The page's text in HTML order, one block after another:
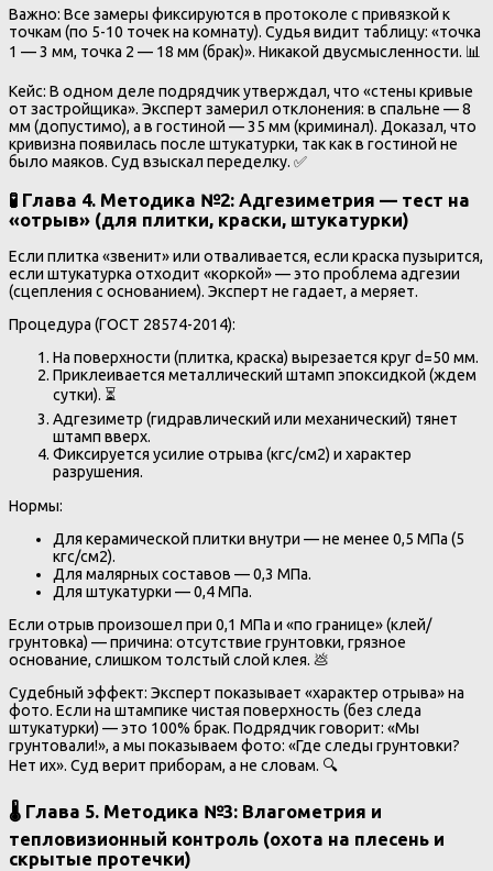
Важно: Все замеры фиксируются в протоколе с привязкой к
точкам (по 5-10 точек на комнату). Судья видит таблицу: «точка
1 — 3 мм, точка 2 — 18 мм (брак)». Никакой двусмысленности. 📊
Кейс: В одном деле подрядчик утверждал, что «стены кривые
от застройщика». Эксперт замерил отклонения: в спальне — 8
мм (допустимо), а в гостиной — 35 мм (криминал). Доказал, что
кривизна появилась после штукатурки, так как в гостиной не
было маяков. Суд взыскал переделку. ✅
🧪 Глава 4. Методика №2: Адгезиметрия — тест на
«отрыв» (для плитки, краски, штукатурки)
Если плитка «звенит» или отваливается, если краска пузырится,
если штукатурка отходит «коркой» — это проблема адгезии
(сцепления с основанием). Эксперт не гадает, а меряет.
Процедура (ГОСТ 28574-2014):
На поверхности (плитка, краска) вырезается круг d=50 мм.
Приклеивается металлический штамп эпоксидкой (ждем
сутки). ⏳
Адгезиметр (гидравлический или механический) тянет
штамп вверх.
Фиксируется усилие отрыва (кгс/см2) и характер
разрушения.
Нормы:
Для керамической плитки внутри — не менее 0,5 МПа (5
кгс/см2).
Для малярных составов — 0,3 МПа.
Для штукатурки — 0,4 МПа.
Если отрыв произошел при 0,1 МПа и «по границе» (клей/
грунтовка) — причина: отсутствие грунтовки, грязное
основание, слишком толстый слой клея. 💩
Судебный эффект: Эксперт показывает «характер отрыва» на
фото. Если на штампике чистая поверхность (без следа
штукатурки) — это 100% брак. Подрядчик говорит: «Мы
грунтовали!», а мы показываем фото: «Где следы грунтовки?
Нет их». Суд верит приборам, а не словам. 🔍
🌡️ Глава 5. Методика №3: Влагометрия и
тепловизионный контроль (охота на плесень и
скрытые протечки)